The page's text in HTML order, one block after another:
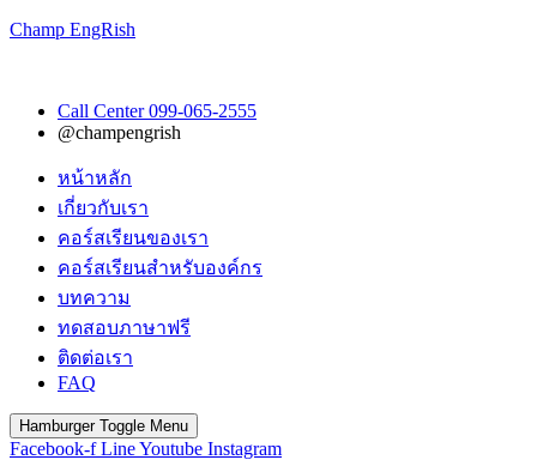
Champ EngRish
Call Center 099-065-2555
@champengrish
หน้าหลัก
เกี่ยวกับเรา
คอร์สเรียนของเรา
คอร์สเรียนสำหรับองค์กร
บทความ
ทดสอบภาษาฟรี
ติดต่อเรา
FAQ
Hamburger Toggle Menu
Facebook-f LineYoutube Instagram